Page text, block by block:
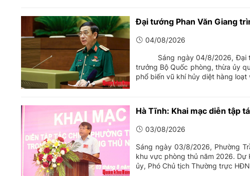
Đại tướng Phan Văn Giang
04/08/2026
Sáng ngày 04/8/2026, Đại
trưởng Bộ Quốc phòng, thừa ủy
phổ biến vũ khí hủy diệt hàng
Hà Tĩnh: Khai mạc diễn tập
03/08/2026
Sáng ngày 03/8/2026, Phường
khu vực phòng thủ năm 2026. Dự
ủy, Phó Chủ tịch Thường trực